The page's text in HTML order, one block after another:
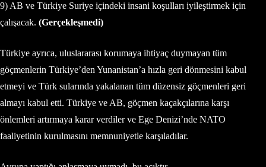
9) AB ve Türkiye Suriye içindeki insani koşulları iyileştirmek için
çalışacak. (Gerçekleşmedi)
Türkiye ayrıca, uluslararası korumaya ihtiyaç duymayan tüm
göçmenlerin Türkiye’den Yunanistan’a hızla geri dönmesini kabul
etmeyi ve Türk sularında yakalanan tüm düzensiz göçmenleri geri
almayı kabul etti. Türkiye ve AB, göçmen kaçakçılarına karşı
önlemleri artırmaya karar verdiler ve Ege Denizi’nde NATO
faaliyetinin kurulmasını memnuniyetle karşıladılar.